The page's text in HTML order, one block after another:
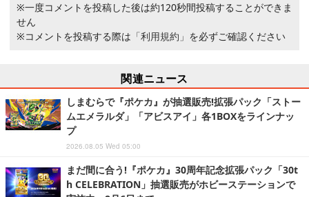
※一度コメントを投稿した後は約120秒間投稿することができま
せん
※コメントを投稿する際は 「利用規約」 を必ずご確認ください
関連ニュース
しまむらで『ポケカ』が抽選販売!拡張パック「ストー
ムエメラルダ」「アビスアイ」各1BOXをラインナッ
プ
2026.08.05 Wed 05:00
まだ間に合う!『ポケカ』30周年記念拡張パック「30t
h CELEBRATION」抽選販売がホビーステーションで